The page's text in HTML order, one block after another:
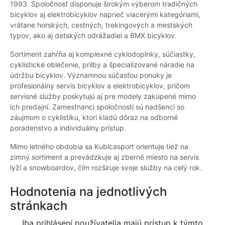
1993. Spoločnosť disponuje širokým výberom tradičných
bicyklov aj elektrobicyklov naprieč viacerými kategóriami,
vrátane horských, cestných, trekingových a mestských
typov, ako aj detských odrážadiel a BMX bicyklov.
Sortiment zahŕňa aj komplexné cyklodoplnky, súčiastky,
cyklistické oblečenie, prilby a špecializované náradie na
údržbu bicyklov. Významnou súčasťou ponuky je
profesionálny servis bicyklov a elektrobicyklov, pričom
servisné služby poskytujú aj pre modely zakúpené mimo
ich predajní. Zamestnanci spoločnosti sú nadšenci so
záujmom o cyklistiku, ktorí kladú dôraz na odborné
poradenstvo a individuálny prístup.
Mimo letného obdobia sa Kubicasport orientuje tiež na
zimný sortiment a prevádzkuje aj zberné miesto na servis
lyží a snowboardov, čím rozširuje svoje služby na celý rok.
Hodnotenia na jednotlivých
stránkach